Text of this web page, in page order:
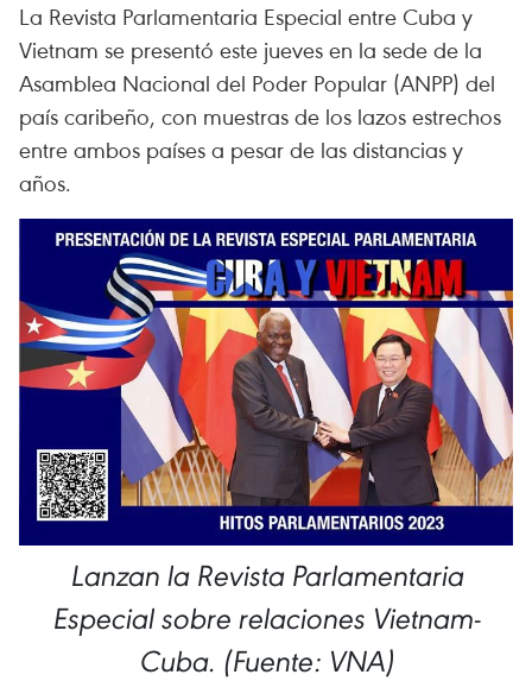
La Revista Parlamentaria Especial entre Cuba y
Vietnam se presentó este jueves en la sede de la
Asamblea Nacional del Poder Popular (ANPP) del
país caribeño, con muestras de los lazos estrechos
entre ambos países a pesar de las distancias y
años.
Lanzan la Revista Parlamentaria
Especial sobre relaciones Vietnam-
Cuba. (Fuente: VNA)